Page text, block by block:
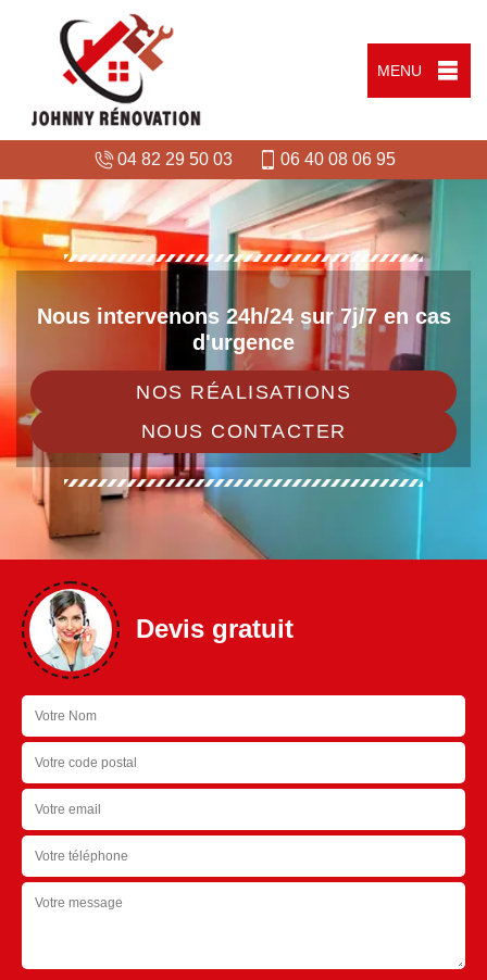
MENU
04 82 29 50 03 06 40 08 06 95
Nous intervenons 24h/24 sur 7j/7 en cas
d'urgence
NOS RÉALISATIONS
NOUS CONTACTER
Devis gratuit